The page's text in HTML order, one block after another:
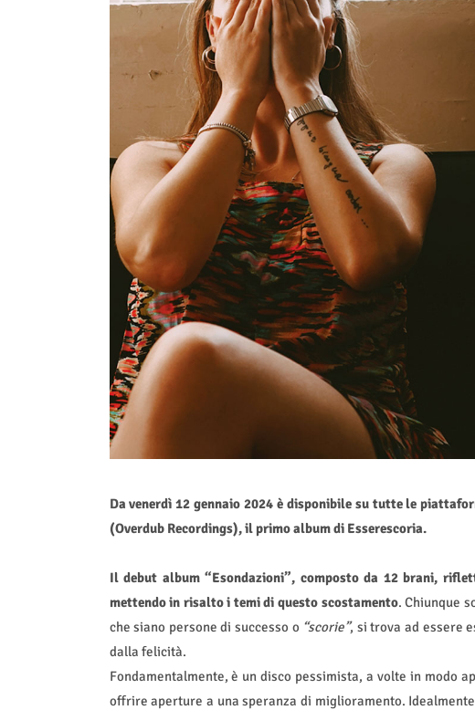
Da venerdì 12 gennaio 2024 è disponibile su tutte le
(Overdub Recordings), il primo album di Esserescoria.
Il debut album “Esondazioni”, composto da 12 brani,
mettendo in risalto i temi di questo scostamento. Chiunque
che siano persone di successo o “scorie”, si trova ad essere
dalla felicità.
Fondamentalmente, è un disco pessimista, a volte in modo
offrire aperture a una speranza di miglioramento.